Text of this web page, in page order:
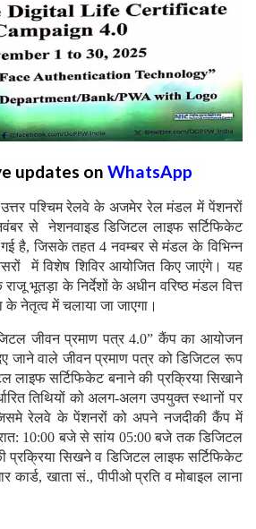
updates on WhatsApp
पश्चिम रेलवे के अजमेर रेल मंडल में पेंशनरों
से नेशनवाइड डिजिटल लाइफ सर्टिफिकेट
है, जिसके तहत 4 नवम्बर से मंडल के विभिन्न
में विशेष शिविर आयोजित किए जाएंगे। यह
भूतड़ा के निर्देशों के अधीन वरिष्ठ मंडल वित्त
नेतृत्व में चलाया जा जाएगा।
जीवन प्रमाण पत्र 4.0” कैंप का आयोजन
जाने वाले जीवन प्रमाण पत्र को डिजिटल रूप
लाइफ सर्टिफिकेट बनाने की प्रक्रिया सिखाने
तिथियों को अलग-अलग उपयुक्त स्थानों पर
रेलवे के पेंशनरों को अपने नजदीकी कैंप में
10:00 बजे से सांय 05:00 बजे तक डिजिटल
प्रक्रिया सिखने व डिजिटल लाइफ सर्टिफिकेट
खाता सं., पीपीओ प्रति व मोबाइल लाना